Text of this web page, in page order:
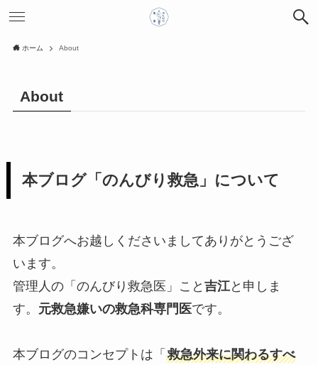
ホーム About
About
本ブログ「のんびり救急」について
本ブログへお越しくださいましてありがとうござ
います。
管理人の「のんびり救急医」こと 吉江と申しま
す。 元救急嫌いの救急科専門医です。
本ブログのコンセプトは「 救急外来に関わるすべ